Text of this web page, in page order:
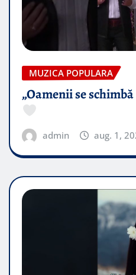
MUZICA POPULARA
„Oamenii se
admin aug. 1,